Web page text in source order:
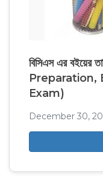
বিসিএস এর
Preparation,
Exam)
December 30,